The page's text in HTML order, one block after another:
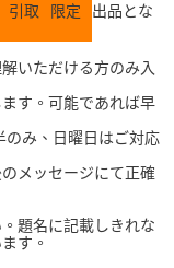
引取 限定 出品とな
いただける方のみ入
す。可能であれば早
のみ、日曜日はご対応
メッセージにて正確
題名に記載しきれな
す。